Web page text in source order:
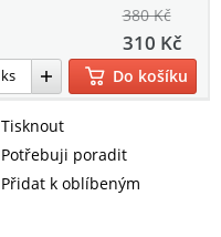
380 Kč
310 Kč
Do košíku
Potřebuji poradit
Tisknout
Přidat k oblíbeným